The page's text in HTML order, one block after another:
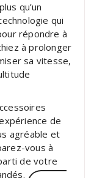
qu’un
qui
répondre à
à prolonger
sa vitesse,
de
agréable et
vous à
de votre